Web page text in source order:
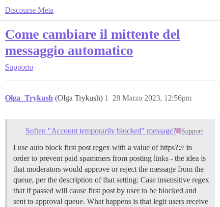
Discourse Meta
Come cambiare il mittente del
messaggio automatico
Supporto
Olga_Trykush (Olga Trykush) 28 Marzo 2023, 12:56pm
1
Soften "Account temporarily blocked" message? Support
I use auto block first post regex with a value of https?:// in
order to prevent paid spammers from posting links - the idea is
that moderators would approve or reject the message from the
queue, per the description of that setting: Case insensitive regex
that if passed will cause first post by user to be blocked and
sent to approval queue. What happens is that legit users receive